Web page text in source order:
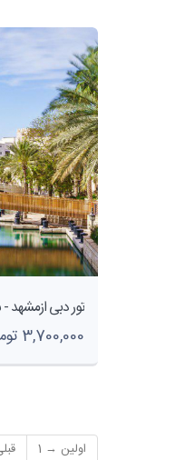
3,700,000 تومان
اولین → 1